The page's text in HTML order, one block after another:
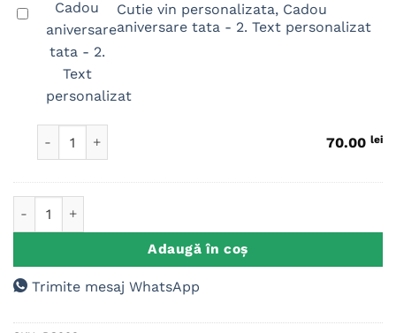
Cutie
personalizata,
aniversare
personalizat
Cutie vin personalizata, Cadou
aniversare tata - 2. Text personalizat
Cantitate Cutie vin personalizata, Cadou aniversare tata
70.00 lei
Adaugă în coș
Trimite mesaj WhatsApp